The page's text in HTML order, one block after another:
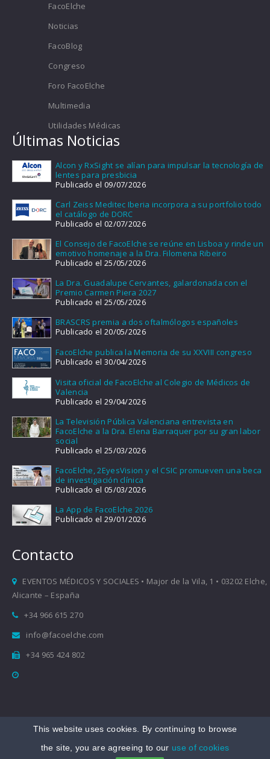
FacoElche
Noticias
FacoBlog
Congreso
Foro FacoElche
Multimedia
Utilidades Médicas
Últimas Noticias
Alcon y RxSight se alían para impulsar la tecnología de
lentes para presbicia
Publicado el 09/07/2026
Carl Zeiss Meditec Iberia incorpora a su portfolio todo
el catálogo de DORC
Publicado el 02/07/2026
El Consejo de FacoElche se reúne en Lisboa y rinde un
emotivo homenaje a la Dra. Filomena Ribeiro
Publicado el 25/05/2026
La Dra. Guadalupe Cervantes, galardonada con el
Premio Carmen Piera 2027
Publicado el 25/05/2026
BRASCRS premia a dos oftalmólogos españoles
Publicado el 20/05/2026
FacoElche publica la Memoria de su XXVIII congreso
Publicado el 30/04/2026
Visita oficial de FacoElche al Colegio de Médicos de
Valencia
Publicado el 29/04/2026
La Televisión Pública Valenciana entrevista en
FacoElche a la Dra. Elena Barraquer por su gran labor
social
Publicado el 25/03/2026
FacoElche, 2EyesVision y el CSIC promueven una beca
de investigación clínica
Publicado el 05/03/2026
La App de FacoElche 2026
Publicado el 29/01/2026
Contacto
EVENTOS MÉDICOS Y SOCIALES • Major de la Vila, 1 • 03202 Elche,
Alicante – España
+34 966 615 270
info@facoelche.com
+34 965 424 802
Copyright © 2008-2026 FacoElche
Política de Privacidad|
This website uses cookies. By continuing to browse
the site, you are agreeing to our use of cookies